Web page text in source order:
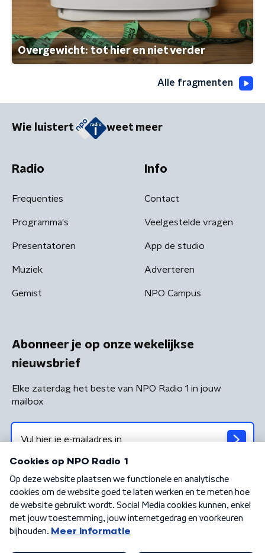
Overgewicht: tot hier en niet verder
Alle fragmenten
Wie luistert weet meer
Radio
Frequenties
Programma's
Presentatoren
Muziek
Gemist
Info
Contact
Veelgestelde vragen
App de studio
Adverteren
NPO Campus
Abonneer je op onze wekelijkse
nieuwsbrief
Elke zaterdag het beste van NPO Radio 1 in jouw
mailbox
Algemene voorwaarden